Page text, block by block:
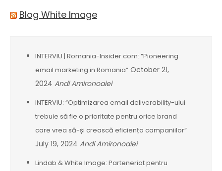
Blog White Image
INTERVIU | Romania-Insider.com: “Pioneering
email marketing in Romania” October 21,
2024 Andi Amironoaiei
INTERVIU: ”Optimizarea email deliverability-ului
trebuie să fie o prioritate pentru orice brand
care vrea să-și crească eficiența campaniilor”
July 19, 2024 Andi Amironoaiei
Lindab & White Image: Parteneriat pentru